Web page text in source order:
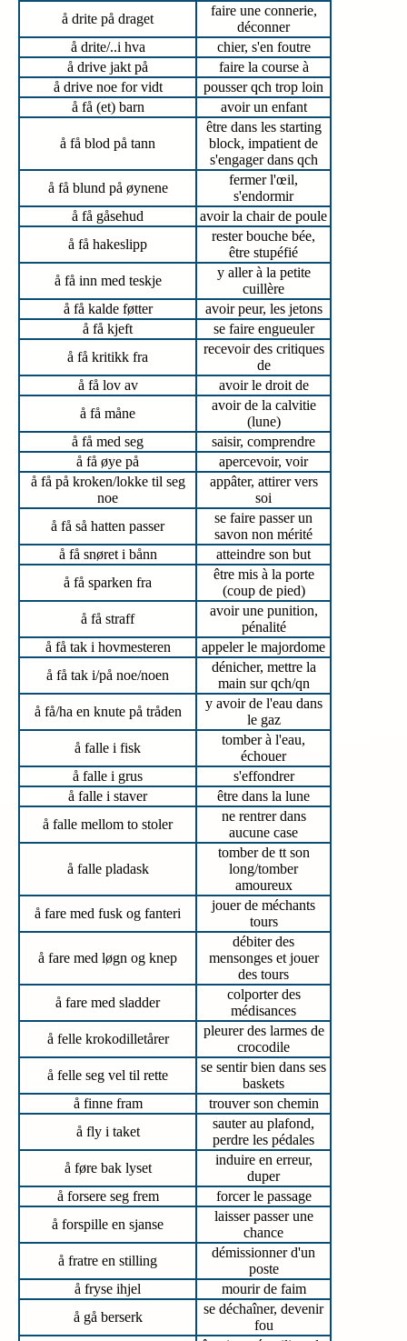
å drite på draget
faire une connerie,
déconner
å drite/..i hva
chier, s'en foutre
å drive jakt på
faire la course à
å drive noe for vidt
pousser qch trop loin
å få (et) barn
avoir un enfant
å få blod på tann
être dans les starting
block, impatient de
s'engager dans qch
å få blund på øynene
fermer l'œil,
s'endormir
å få gåsehud
avoir la chair de poule
å få hakeslipp
rester bouche bée,
être stupéfié
å få inn med teskje
y aller à la petite
cuillère
å få kalde føtter
avoir peur, les jetons
å få kjeft
se faire engueuler
å få kritikk fra
recevoir des critiques
de
å få lov av
avoir le droit de
å få måne
avoir de la calvitie
(lune)
å få med seg
saisir, comprendre
å få øye på
apercevoir, voir
å få på kroken/lokke til seg
noe
appâter, attirer vers
soi
å få så hatten passer
se faire passer un
savon non mérité
å få snøret i bånn
atteindre son but
å få sparken fra
être mis à la porte
(coup de pied)
å få straff
avoir une punition,
pénalité
å få tak i hovmesteren
appeler le majordome
å få tak i/på noe/noen
dénicher, mettre la
main sur qch/qn
å få/ha en knute på tråden
y avoir de l'eau dans
le gaz
å falle i fisk
tomber à l'eau,
échouer
å falle i grus
s'effondrer
å falle i staver
être dans la lune
å falle mellom to stoler
ne rentrer dans
aucune case
å falle pladask
tomber de tt son
long/tomber
amoureux
å fare med fusk og fanteri
jouer de méchants
tours
å fare med løgn og knep
débiter des
mensonges et jouer
des tours
å fare med sladder
colporter des
médisances
å felle krokodilletårer
pleurer des larmes de
crocodile
å felle seg vel til rette
se sentir bien dans ses
baskets
å finne fram
trouver son chemin
å fly i taket
sauter au plafond,
perdre les pédales
å føre bak lyset
induire en erreur,
duper
å forsere seg frem
forcer le passage
å forspille en sjanse
laisser passer une
chance
å fratre en stilling
démissionner d'un
poste
å fryse ihjel
mourir de faim
å gå berserk
se déchaîner, devenir
fou